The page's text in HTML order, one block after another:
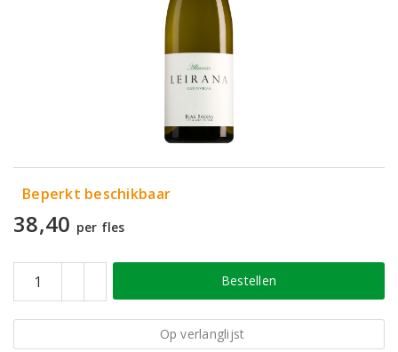
Beperkt beschikbaar
38,40 per fles
Bestellen
Op verlanglijst